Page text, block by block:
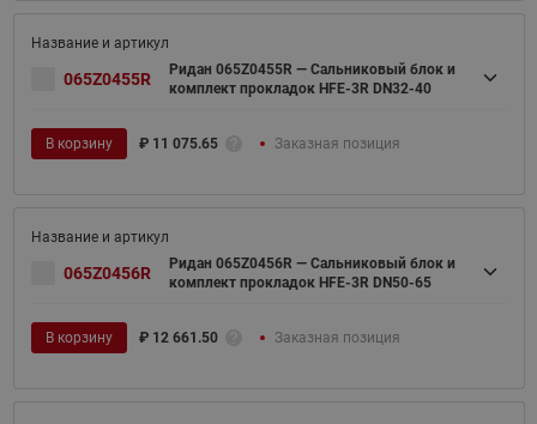
065Z0455R
Ридан 065Z0455R — Сальниковый блок и
комплект прокладок HFE-3R DN32-40
В корзину ₽ 11 075.65 Заказная позиция
065Z0456R
Ридан 065Z0456R — Сальниковый блок и
комплект прокладок HFE-3R DN50-65
В корзину ₽ 12 661.50 Заказная позиция